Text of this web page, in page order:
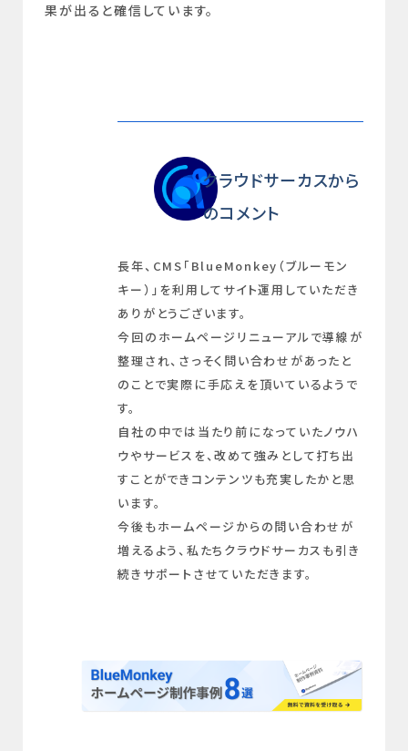
果が出ると確信しています。
クラウドサーカスから
のコメント
長年、CMS「BlueMonkey（ブルーモン
キー）」を利用してサイト運用していただき
ありがとうございます。
今回のホームページリニューアルで導線が
整理され、さっそく問い合わせがあったと
のことで実際に手応えを頂いているようで
す。
自社の中では当たり前になっていたノウハ
ウやサービスを、改めて強みとして打ち出
すことができコンテンツも充実したかと思
います。
今後もホームページからの問い合わせが
増えるよう、私たちクラウドサーカスも引き
続きサポートさせていただきます。